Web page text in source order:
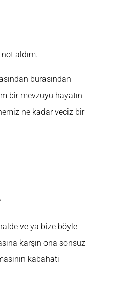
aldım.
burasından
bir mevzuyu hayatın
ne kadar veciz bir
ve ya bize böyle
karşın ona sonsuz
kabahati